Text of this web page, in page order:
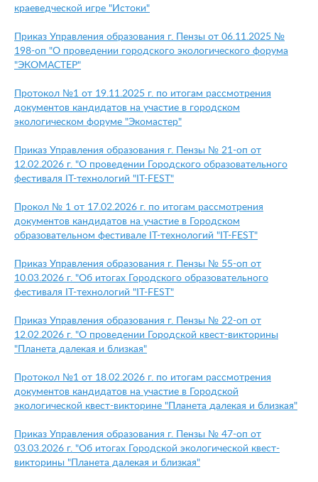
краеведческой игре "Истоки"
Приказ Управления образования г. Пензы от 06.11.2025 №
198-оп "О проведении городского экологического форума
"ЭКОМАСТЕР"
Протокол №1 от 19.11.2025 г. по итогам рассмотрения
документов кандидатов на участие в городском
экологическом форуме "Экомастер"
Приказ Управления образования г. Пензы № 21-оп от
12.02.2026 г. "О проведении Городского образовательного
фестиваля IT-технологий "IT-FEST"
Прокол № 1 от 17.02.2026 г. по итогам рассмотрения
документов кандидатов на участие в Городском
образовательном фестивале IT-технологий "IT-FEST"
Приказ Управления образования г. Пензы № 55-оп от
10.03.2026 г. "Об итогах Городского образовательного
фестиваля IT-технологий "IT-FEST"
Приказ Управления образования г. Пензы № 22-оп от
12.02.2026 г. "О проведении Городской квест-викторины
"Планета далекая и близкая"
Протокол №1 от 18.02.2026 г. по итогам рассмотрения
документов кандидатов на участие в Городской
экологической квест-викторине "Планета далекая и близкая"
Приказ Управления образования г. Пензы № 47-оп от
03.03.2026 г. "Об итогах Городской экологической квест-
викторины "Планета далекая и близкая"